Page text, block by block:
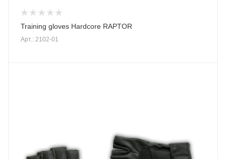
Training gloves Hardcore RAPTOR
Арт.: 2102-01